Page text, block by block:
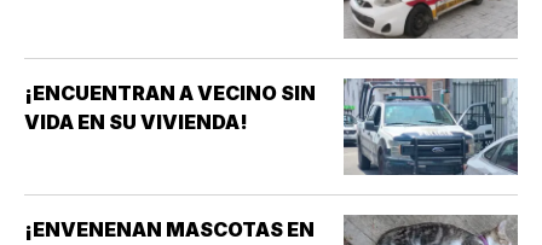
¡ENCUENTRAN A VECINO SIN
VIDA EN SU VIVIENDA!
¡ENVENENAN MASCOTAS EN